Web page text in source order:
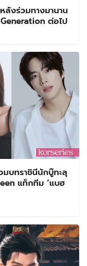
ลังร่วมทางมานาน
ต่อไป
บทราชินีนักบู๊ทะลุ
แท็กทีม ‘แบฮ